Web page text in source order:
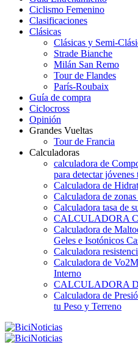
Ciclismo Femenino
Clasificaciones
Clásicas
Clásicas y Semi-
Strade Bianche
Milán San Remo
Tour de Flandes
París-Roubaix
Guía de compra
Ciclocross
Opinión
Grandes Vueltas
Tour de Francia
Calculadoras
calculadora de
para detectar jóvenes
Calculadora de
Calculadora de
Calculadora tasa de
CALCULADORA
Calculadora de
Geles e Isotónicos
Calculadora
Calculadora de
Interno
CALCULADORA
Calculadora de
tu Peso y Terreno